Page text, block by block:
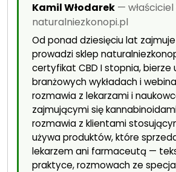
Kamil Włodarek —
naturalniezkonopi.pl
Od ponad dziesięciu lat
prowadzi sklep
certyfikat CBD I stopnia, bierze
branżowych wykładach i
rozmawia z lekarzami i
zajmującymi się
rozmawia z klientami
używa produktów, które
lekarzem ani farmaceutą —
praktyce, rozmowach ze